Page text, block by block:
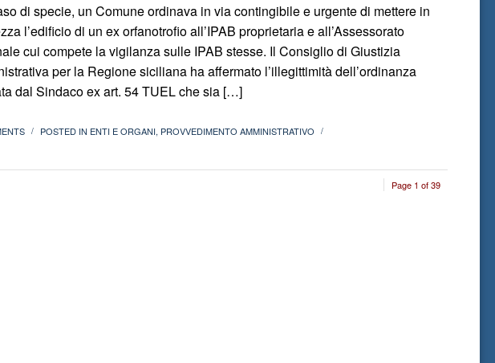
di specie, un Comune ordinava in via contingibile e urgente di mettere in
l’edificio di un ex orfanotrofio all’IPAB proprietaria e all’Assessorato
cui compete la vigilanza sulle IPAB stesse. Il Consiglio di Giustizia
per la Regione siciliana ha affermato l’illegittimità dell’ordinanza
dal Sindaco ex art. 54 TUEL che sia […]
/ POSTED IN ENTI E ORGANI, PROVVEDIMENTO AMMINISTRATIVO /
Page 1 of 39